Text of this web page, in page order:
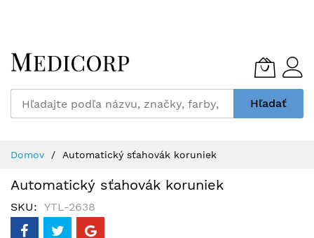
to
Content
Hľadať
Domov Automatický sťahovák koruniek
Automatický sťahovák koruniek
SKU YTL-2638